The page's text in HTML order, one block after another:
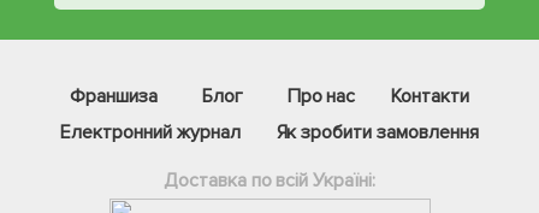
Франшиза Блог Про нас
Контакти
Електронний журнал
Як зробити замовлення
Доставка по всій Україні: